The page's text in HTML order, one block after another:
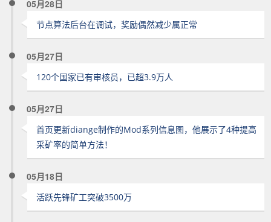
05月28日
节点算法后台在调试，奖励偶然减少属正常
05月27日
120个国家已有审核员，已超3.9万人
05月27日
首页更新diange制作的Mod系列信息图，他展示了4种提高
采矿率的简单方法！
05月18日
活跃先锋矿工突破3500万